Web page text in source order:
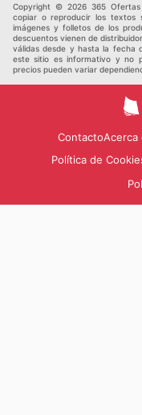
Copyright © 2026 365 Ofertas
copiar o reproducir los textos
imágenes y folletos de los
descuentos vienen de
válidas desde y hasta la fecha
este sitio es informativo y no
precios pueden variar
ContactoAcerca
Política de